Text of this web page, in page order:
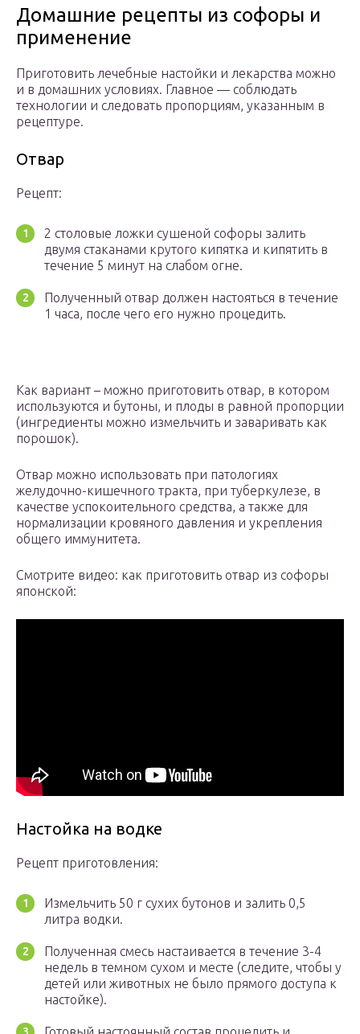
Домашние рецепты из софоры и
применение
Приготовить лечебные настойки и лекарства можно
и в домашних условиях. Главное — соблюдать
технологии и следовать пропорциям, указанным в
рецептуре.
Отвар
Рецепт:
2 столовые ложки сушеной софоры залить
двумя стаканами крутого кипятка и кипятить в
течение 5 минут на слабом огне.
Полученный отвар должен настояться в течение
1 часа, после чего его нужно процедить.
Как вариант – можно приготовить отвар, в котором
используются и бутоны, и плоды в равной пропорции
(ингредиенты можно измельчить и заваривать как
порошок).
Отвар можно использовать при патологиях
желудочно-кишечного тракта, при туберкулезе, в
качестве успокоительного средства, а также для
нормализации кровяного давления и укрепления
общего иммунитета.
Смотрите видео: как приготовить отвар из софоры
японской:
Настойка на водке
Рецепт приготовления:
Измельчить 50 г сухих бутонов и залить 0,5
литра водки.
Полученная смесь настаивается в течение 3-4
недель в темном сухом и месте (следите, чтобы у
детей или животных не было прямого доступа к
настойке).